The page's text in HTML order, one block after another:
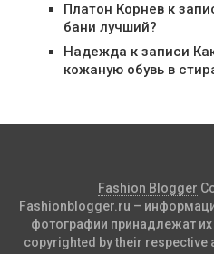
Платон Корневк
бани лучший?
Надежда к записи
кожаную обувь в
Fashion Blogger
Fashionblogger.ru –
фотографии принадлежат
copyrighted by their respective